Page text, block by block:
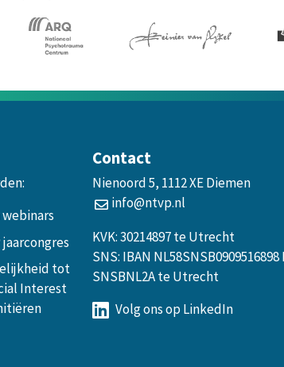
tot
Interest
Contact
Nienoord 5, 1112 XE Diemen
info@ntvp.nl
KVK: 30214897 te Utrecht
SNS: IBAN NL58SNSB0909516898
SNSBNL2A te Utrecht
Volg ons op LinkedIn